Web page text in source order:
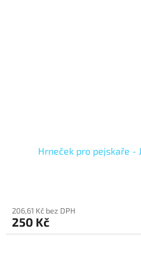
Hrneček pro pejskaře -
206,61 Kč bez DPH
250 Kč